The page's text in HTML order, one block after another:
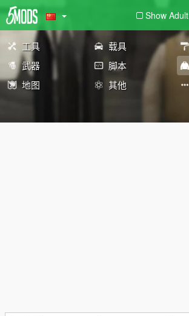
Show Adult
工具 载具
武器
脚本
地图
其他